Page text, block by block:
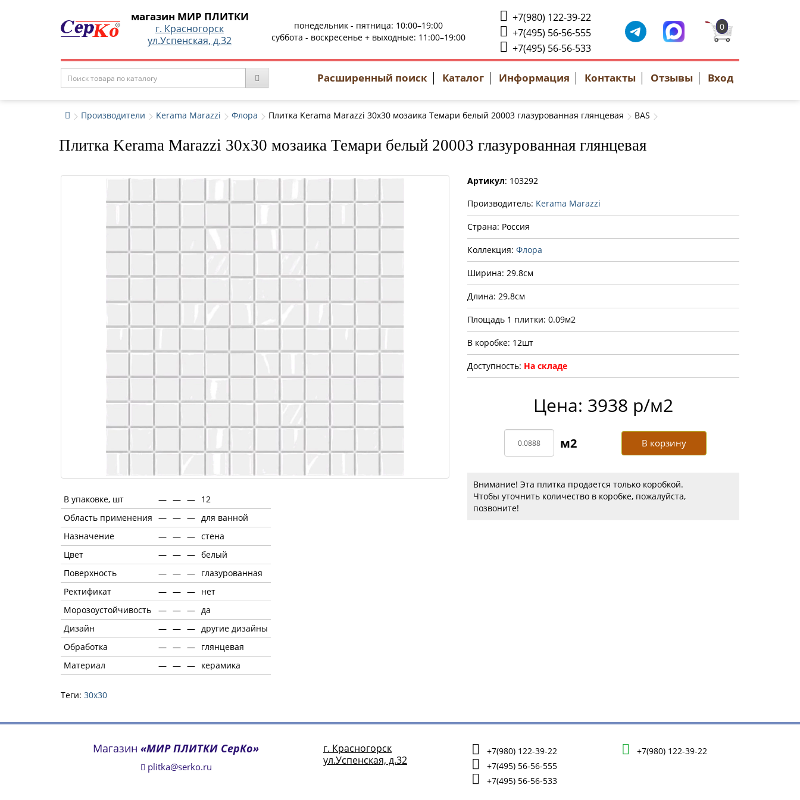
магазин МИР ПЛИТКИ
г. Красногорск
ул.Успенская, д.32
понедельник - пятница: 10:00–19:00
суббота - воскресенье + выходные: 11:00–19:00
+7(980) 122-39-22
+7(495) 56-56-555
+7(495) 56-56-533
0
Расширенный поиск Каталог Информация Контакты Отзывы Вход
Производители Kerama Marazzi Флора Плитка Kerama Marazzi 30x30 мозаика Темари белый 20003 глазурованная глянцевая BAS
Плитка Kerama Marazzi 30x30 мозаика Темари белый 20003 глазурованная глянцевая
В упаковке, шт — — — 12
Область применения — — — для ванной
Назначение
— — — стена
Цвет
— — — белый
Поверхность
— — — глазурованная
Ректификат
— — — нет
Морозоустойчивость
— — — да
Дизайн
— — — другие дизайны
Обработка
— — — глянцевая
Материал
— — — керамика
Артикул: 103292
Производитель: Kerama Marazzi
Страна: Россия
Коллекция: Флора
Ширина: 29.8см
Длина: 29.8см
Площадь 1 плитки: 0.09м2
В коробке: 12шт
Доступность: На складе
Цена: 3938 р/м2
В корзину
Внимание! Эта плитка продается только коробкой.
Чтобы уточнить количество в коробке, пожалуйста,
позвоните!
Теги: 30х30
Магазин «МИР ПЛИТКИ СерКо»
plitka@serko.ru
г. Красногорск
ул.Успенская, д.32
+7(980) 122-39-22
+7(495) 56-56-555
+7(495) 56-56-533
+7(980) 122-39-22